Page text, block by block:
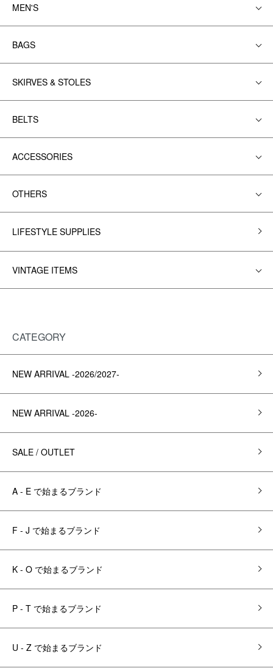
MEN'S
BAGS
SKIRVES & STOLES
BELTS
ACCESSORIES
OTHERS
LIFESTYLE SUPPLIES
VINTAGE ITEMS
CATEGORY
NEW ARRIVAL -2026/2027-
NEW ARRIVAL -2026-
SALE / OUTLET
A - E で始まるブランド
F - J で始まるブランド
K - O で始まるブランド
P - T で始まるブランド
U - Z で始まるブランド